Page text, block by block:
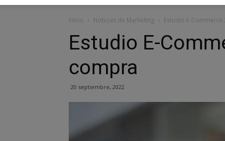
Inicio Noticias de Marketing Estudio E-
Estudio E-
compra
20 septiembre, 2022